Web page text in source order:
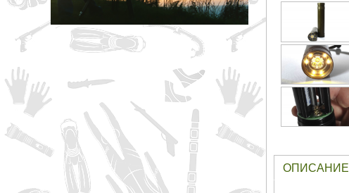
ОПИСАНИЕ